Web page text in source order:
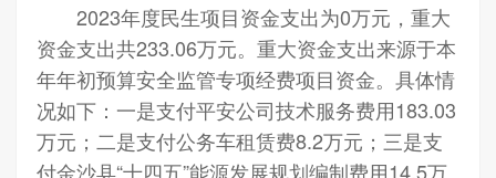
2023年度民生项目资金支出为0万元，重大
资金支出共233.06万元。重大资金支出来源于本
年年初预算安全监管专项经费项目资金。具体情
况如下：一是支付平安公司技术服务费用183.03
万元；二是支付公务车租赁费8.2万元；三是支
付金沙县“十四五”能源发展规划编制费用14.5万